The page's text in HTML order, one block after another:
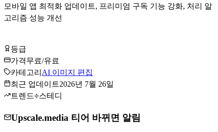
모바일 앱 최적화 업데이트, 프리미엄 구독 기능 강화, 처리 알
고리즘 성능 개선
등급
가격무료/유료
카테고리 AI 이미지 편집
최근 업데이트2026년 7월 26일
트렌드
스테디
Upscale.media 티어 바뀌면 알림